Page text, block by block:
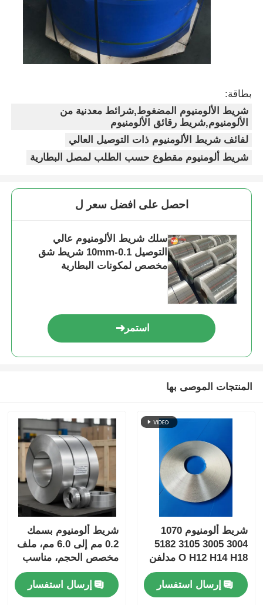
بطاقة:
شريط الألومنيوم المضغوط,شرائط معدنية من
الألومنيوم,شريط رقائق الألومنيوم
لفائف شريط الألومنيوم ذات التوصيل العالي
شريط ألومنيوم مقطوع حسب الطلب لمصل البطارية
احصل على افضل سعر ل
سلك شريط الألومنيوم عالي
التوصيل 0.1-10mm شريط شق
مخصص لمكونات البطارية
استمر
المنتجات الموصى بها
شريط ألومنيوم 1070
3004 3005 3105 5182
O H12 H14 H18 مدلفن
على البارد والساخن
بسمك 0.2-4 مم وعرض
دقيق ±0.2 مم وقضيب
إرسال استفسار
شريط ألومنيوم بسمك
0.2 مم إلى 6.0 مم، ملف
مخصص الحجم، مناسب
لمشاريع التعبئة والتغليف
الكهربائية ومشاريع البناء
إرسال استفسار